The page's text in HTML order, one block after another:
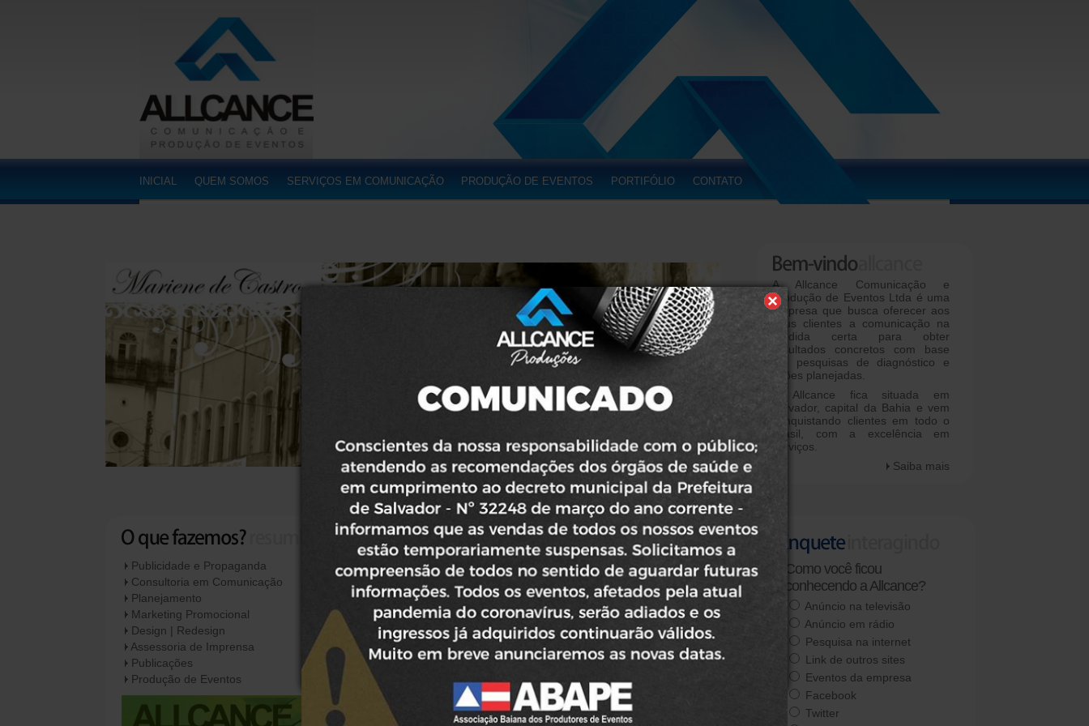
INICIAL QUEM SOMOS SERVIÇOS EM COMUNICAÇÃO PRODUÇÃO DE EVENTOS PORTIFÓLIO CONTATO
A Allcance Comunicação e
Produção de Eventos Ltda é uma
empresa que busca oferecer aos
seus clientes a comunicação na
medida certa para obter
resultados concretos com base
em pesquisas de diagnóstico e
ações planejadas.
A Allcance fica situada em
Salvador, capital da Bahia e vem
conquistando clientes em todo o
Brasil, com a excelência em
serviços.
Saiba mais
+ mais
Publicidade e Propaganda
Consultoria em Comunicação
Planejamento
Marketing Promocional
Design | Redesign
Assessoria de Imprensa
Publicações
Produção de Eventos
08/01/2015
O ARTISTA ALEMÃO HURD EXPÕE OBRAS NO
ESPAÇO CULTURAL CASA DE MÃE (leia mais)
01/10/2014
DESPEDIDA DO CONCEITO GRAAL COM A
BANDA NEGRA COR É PRORROGADA, E
ACONTECE NESTA SEXTA (03)
"RUA DOS AMORES"
(leia mais)
24/09/2013
PALAVRA CANTADA APRESENTA SHOW
Como você ficou
conhecendo a Allcance?
Anúncio na televisão
Anúncio em rádio
Pesquisa na internet
Link de outros sites
Eventos da empresa
Facebook
Twitter